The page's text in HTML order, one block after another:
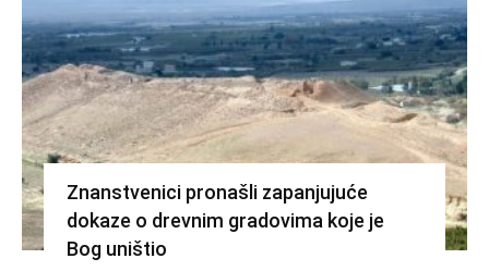
Znanstvenici pronašli zapanjujuće
dokaze o drevnim gradovima koje je
Bog uništio